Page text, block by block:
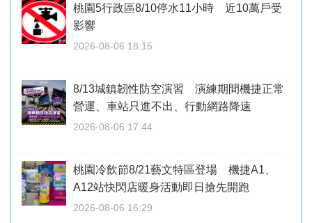
桃園5行政區8/10停水11小時 近10萬戶受
影響
2026-08-06 18:15
8/13城鎮韌性防空演習 演練期間機捷正常
營運、車站只進不出、行動網路降速
2026-08-06 17:44
桃園冷飲節8/21藝文特區登場 機捷A1、
A12站快閃店暖身活動即日搶先開跑
2026-08-06 16:29